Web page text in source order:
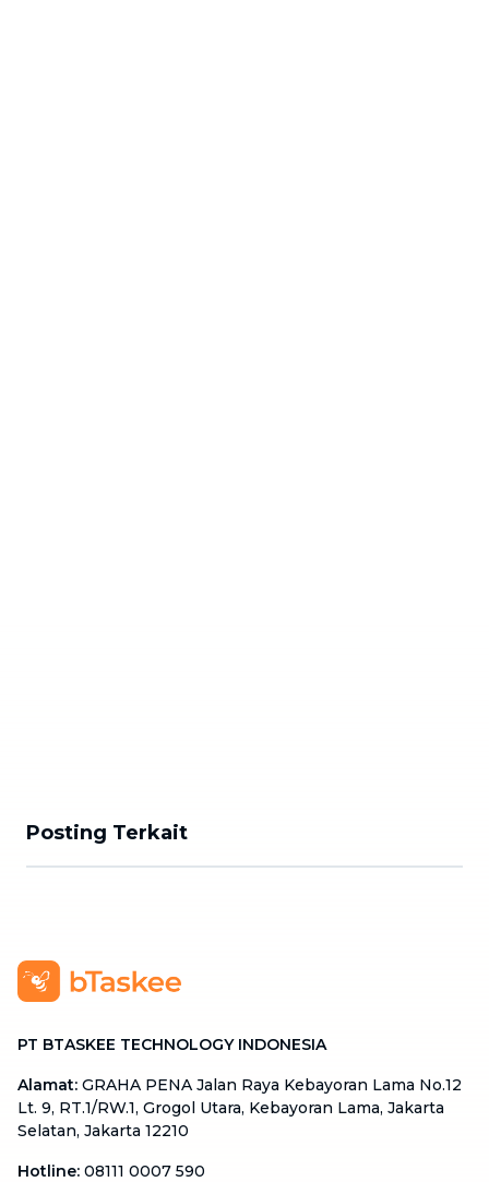
Posting Terkait
PT BTASKEE TECHNOLOGY INDONESIA
Alamat: GRAHA PENA Jalan Raya Kebayoran Lama No.12
Lt. 9, RT.1/RW.1, Grogol Utara, Kebayoran Lama, Jakarta
Selatan, Jakarta 12210
Hotline: 08111 0007 590